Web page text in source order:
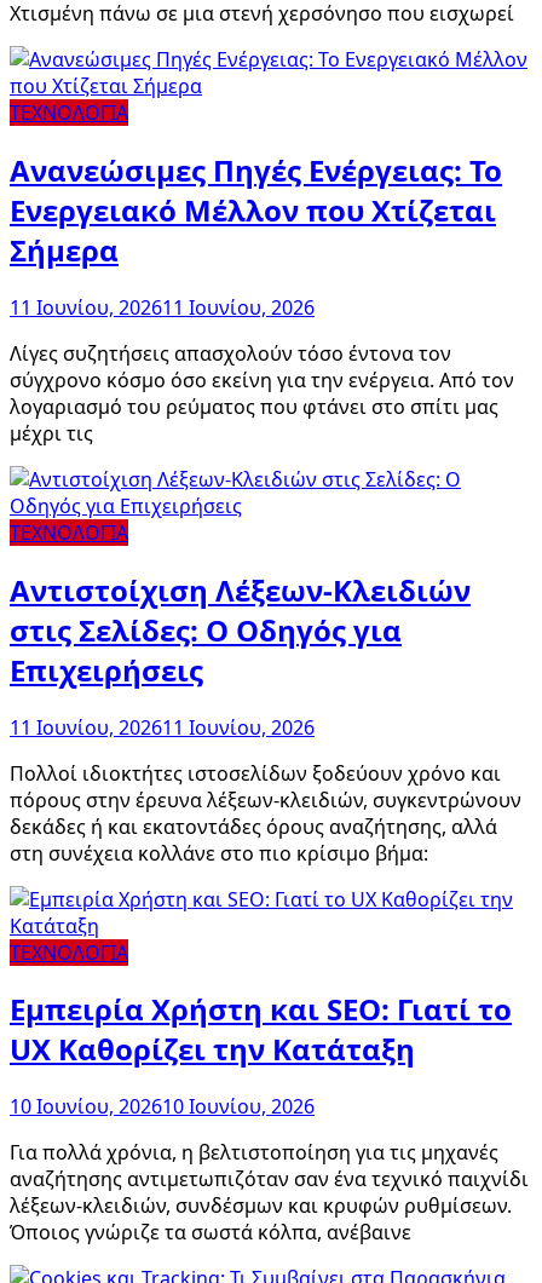
Χτισμένη πάνω σε μια στενή χερσόνησο που εισχωρεί
ΤΕΧΝΟΛΟΓΙΑ
Ανανεώσιμες Πηγές Ενέργειας: Το
Ενεργειακό Μέλλον που Χτίζεται
Σήμερα
11 Ιουνίου, 202611 Ιουνίου, 2026
Λίγες συζητήσεις απασχολούν τόσο έντονα τον
σύγχρονο κόσμο όσο εκείνη για την ενέργεια. Από τον
λογαριασμό του ρεύματος που φτάνει στο σπίτι μας
μέχρι τις
ΤΕΧΝΟΛΟΓΙΑ
Αντιστοίχιση Λέξεων-Κλειδιών
στις Σελίδες: Ο Οδηγός για
Επιχειρήσεις
11 Ιουνίου, 202611 Ιουνίου, 2026
Πολλοί ιδιοκτήτες ιστοσελίδων ξοδεύουν χρόνο και
πόρους στην έρευνα λέξεων-κλειδιών, συγκεντρώνουν
δεκάδες ή και εκατοντάδες όρους αναζήτησης, αλλά
στη συνέχεια κολλάνε στο πιο κρίσιμο βήμα:
ΤΕΧΝΟΛΟΓΙΑ
Εμπειρία Χρήστη και SEO: Γιατί το
UX Καθορίζει την Κατάταξη
10 Ιουνίου, 202610 Ιουνίου, 2026
Για πολλά χρόνια, η βελτιστοποίηση για τις μηχανές
αναζήτησης αντιμετωπιζόταν σαν ένα τεχνικό παιχνίδι
λέξεων-κλειδιών, συνδέσμων και κρυφών ρυθμίσεων.
Όποιος γνώριζε τα σωστά κόλπα, ανέβαινε